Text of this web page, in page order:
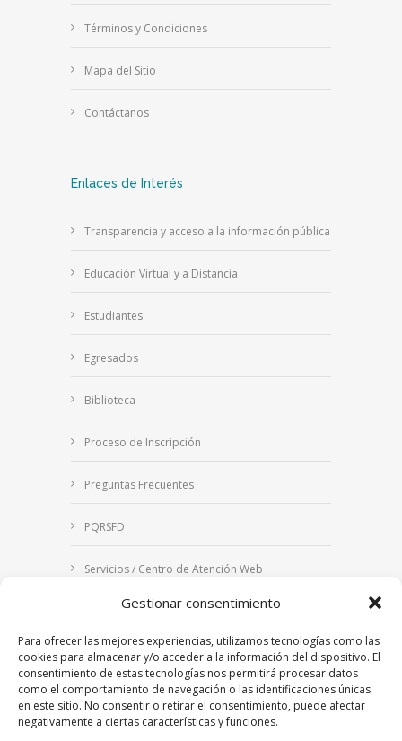
Gestionar consentimiento
Para ofrecer las mejores experiencias, utilizamos tecnologías como las
cookies para almacenar y/o acceder a la información del dispositivo. El
consentimiento de estas tecnologías nos permitirá procesar datos
como el comportamiento de navegación o las identificaciones únicas
en este sitio. No consentir o retirar el consentimiento, puede afectar
negativamente a ciertas características y funciones.
Términos y Condiciones
Mapa del Sitio
Contáctanos
Enlaces de Interés
Transparencia y acceso a la información pública
Educación Virtual y a Distancia
Estudiantes
Egresados
Biblioteca
Proceso de Inscripción
Preguntas Frecuentes
PQRSFD
Servicios / Centro de Atención Web
Correo Institucional
Notificaciones judiciales